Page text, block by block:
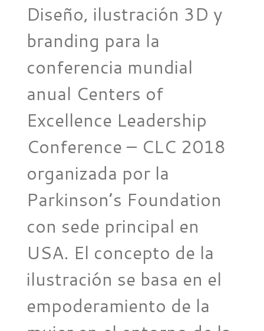
Diseño, ilustración 3D y
branding para la
conferencia mundial
anual Centers of
Excellence Leadership
Conference – CLC 2018
organizada por la
Parkinson’s Foundation
con sede principal en
USA. El concepto de la
ilustración se basa en el
empoderamiento de la